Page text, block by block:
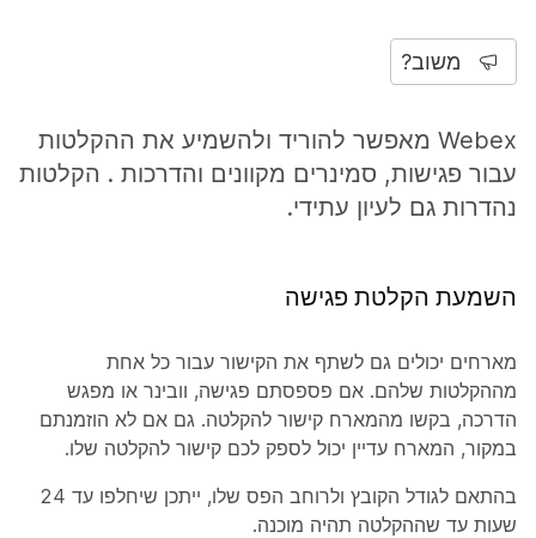
משוב?
Webex מאפשר להוריד ולהשמיע את ההקלטות
עבור פגישות, סמינרים מקוונים והדרכות . הקלטות
נהדרות גם לעיון עתידי.
השמעת הקלטת פגישה
מארחים יכולים גם לשתף את הקישור עבור כל אחת
מההקלטות שלהם. אם פספסתם פגישה, וובינר או מפגש
הדרכה, בקשו מהמארח קישור להקלטה. גם אם לא הוזמנתם
במקור, המארח עדיין יכול לספק לכם קישור להקלטה שלו.
בהתאם לגודל הקובץ ולרוחב הפס שלו, ייתכן שיחלפו עד 24
שעות עד שההקלטה תהיה מוכנה.